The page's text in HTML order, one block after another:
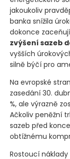
Inflační tlaky se
energetického
jakoukoliv
banka snížila
dokonce
zvýšení sazeb
vyšších
silně býčí pro
Na evropské
zasedání 30.
%, ale výrazně
Ačkoliv peněžní
sazeb před
obtížnému